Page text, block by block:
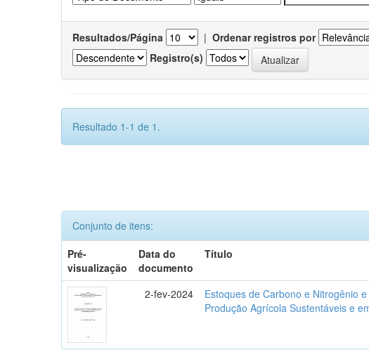
Resultados/Página | Ordenar registros por
Registro(s)
Resultado 1-1 de 1.
Conjunto de itens:
Pré-
visualização
Data do
documento
Título
2-fev-2024
Estoques de Carbono e Nitrogênio
Produção Agrícola Sustentáveis e